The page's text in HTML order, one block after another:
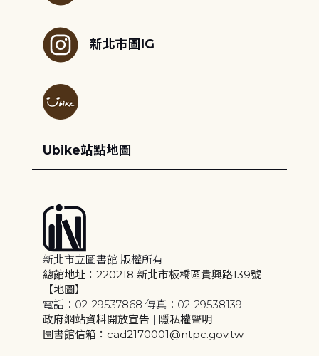
新北市圖IG
Ubike站點地圖
新北市立圖書館 版權所有
總館地址：220218 新北市板橋區貴興路139號
【地圖】
電話：02-29537868 傳真：02-29538139
政府網站資料開放宣告 | 隱私權聲明
圖書館信箱：cad2170001@ntpc.gov.tw